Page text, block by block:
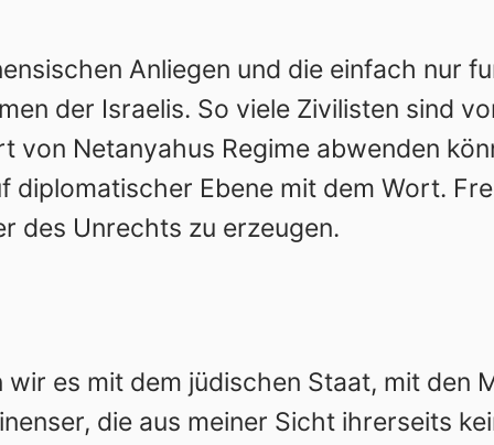
Anliegen und die einfach nur
der Israelis. So viele Zivilisten sind
von Netanyahus Regime abwenden
diplomatischer Ebene mit dem Wort.
des Unrechts zu erzeugen.
es mit dem jüdischen Staat, mit den
die aus meiner Sicht ihrerseits